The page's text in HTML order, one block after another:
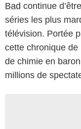
Bad continue
séries les plus
télévision. Portée
cette chronique de
de chimie en
millions de